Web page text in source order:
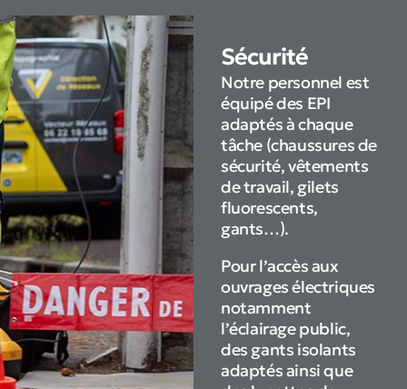
Sécurité
Notre personnel est
équipé des EPI
adaptés à chaque
tâche (chaussures de
sécurité, vêtements
de travail, gilets
fluorescents,
gants…).
Pour l’accès aux
ouvrages électriques
notamment
l’éclairage public,
des gants isolants
adaptés ainsi que